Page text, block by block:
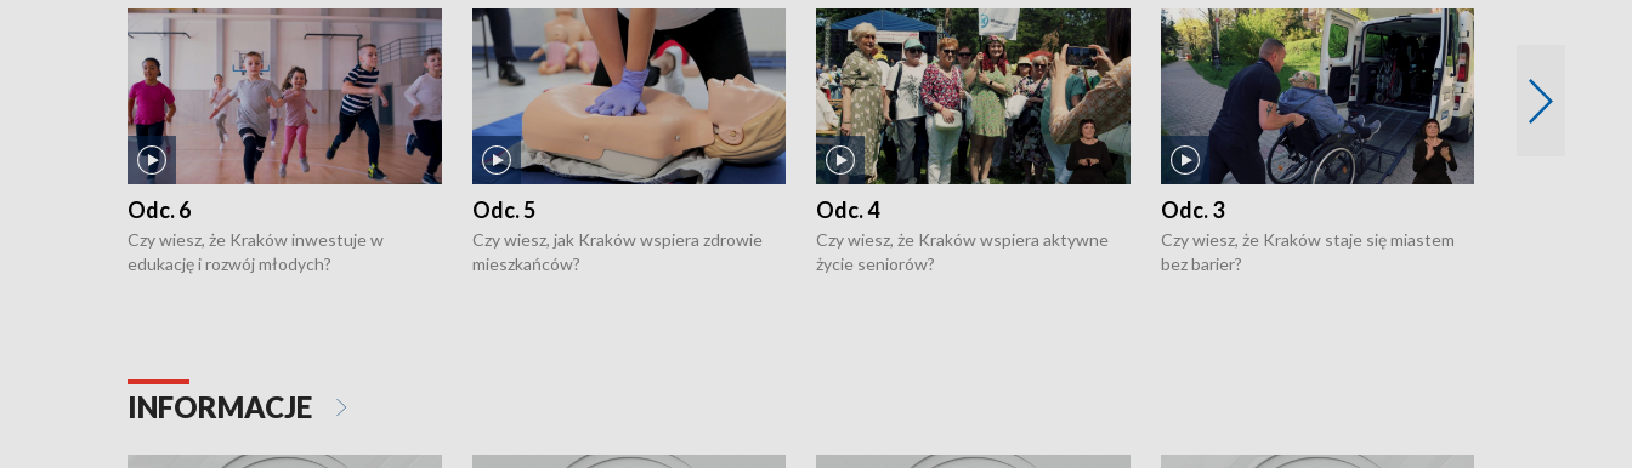
Odc. 6
Czy wiesz, że Kraków inwestuje w
edukację i rozwój młodych?
Odc. 5
Czy wiesz, jak Kraków wspiera zdrowie
mieszkańców?
Odc. 4
Czy wiesz, że Kraków wspiera aktywne
życie seniorów?
Odc. 3
Czy wiesz, że Kraków staje się miastem
bez barier?
INFORMACJE